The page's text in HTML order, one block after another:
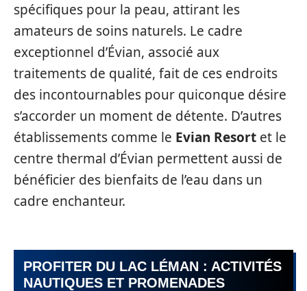
spécifiques pour la peau, attirant les
amateurs de soins naturels. Le cadre
exceptionnel d’Évian, associé aux
traitements de qualité, fait de ces endroits
des incontournables pour quiconque désire
s’accorder un moment de détente. D’autres
établissements comme le Evian Resort et le
centre thermal d’Évian permettent aussi de
bénéficier des bienfaits de l’eau dans un
cadre enchanteur.
PROFITER DU LAC LÉMAN : ACTIVITÉS
NAUTIQUES ET PROMENADES